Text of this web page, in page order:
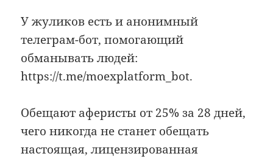
У жуликов есть и анонимный
телеграм-бот, помогающий
обманывать людей:
https://t.me/moexplatform_bot.
Обещают аферисты от 25% за 28 дней,
чего никогда не станет обещать
настоящая, лицензированная